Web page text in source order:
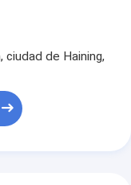
ciudad de Haining,